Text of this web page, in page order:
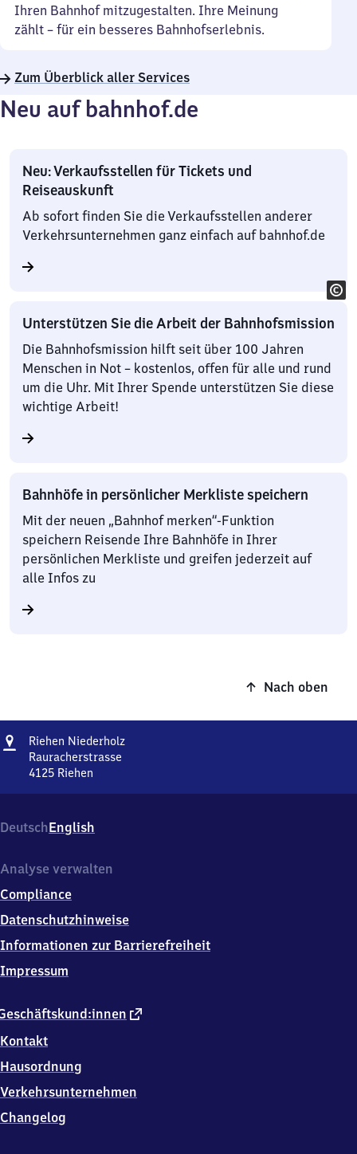
Ihren Bahnhof mitzugestalten. Ihre Meinung
zählt – für ein besseres Bahnhofserlebnis.
Zum Überblick aller Services
Neu auf bahnhof.de
Neu: Verkaufsstellen für Tickets und
Reiseauskunft
Ab sofort finden Sie die Verkaufsstellen anderer
Verkehrsunternehmen ganz einfach auf bahnhof.de
Unterstützen Sie die Arbeit der Bahnhofsmission
Die Bahnhofsmission hilft seit über 100 Jahren
Menschen in Not – kostenlos, offen für alle und rund
um die Uhr. Mit Ihrer Spende unterstützen Sie diese
wichtige Arbeit!
Bahnhöfe in persönlicher Merkliste speichern
Mit der neuen „Bahnhof merken“-Funktion
speichern Reisende Ihre Bahnhöfe in Ihrer
persönlichen Merkliste und greifen jederzeit auf
alle Infos zu
Nach oben
Adresse
Riehen NiederholzRiehen
Rauracherstrasse
4125 Riehen
Rauracherstrasse,
4
2
Riehen
DeutschEnglish
externer
Kontakt
Hausordnung
Verkehrsunternehmen
Changelog
Analyse verwalten
Compliance
Datenschutzhinweise
Informationen zur Barrierefreiheit
Impressum